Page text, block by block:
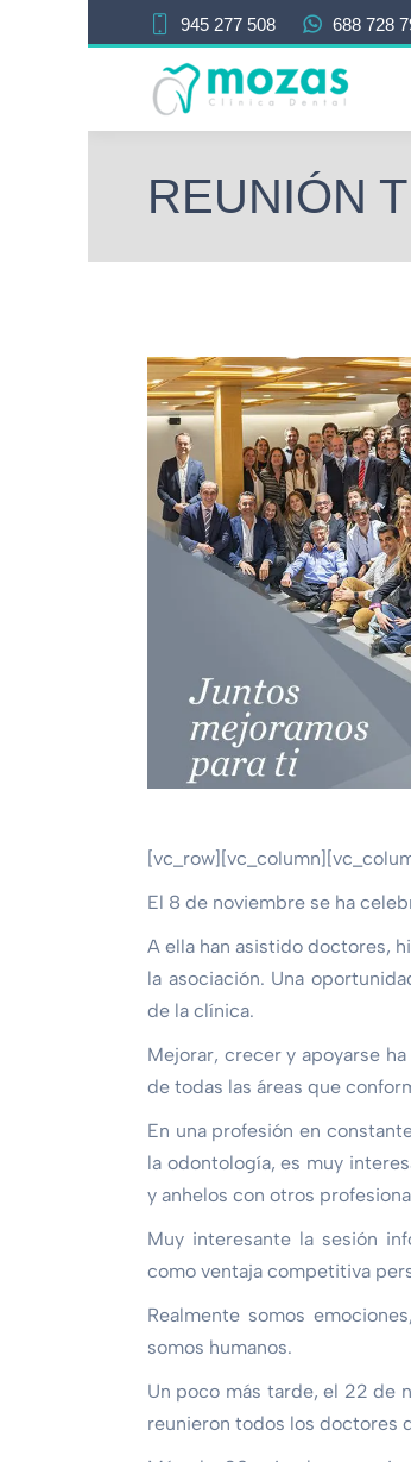
945 277 508 688 728
REUNIÓN
El 8 de noviembre se ha
A ella han asistido doctores,
la asociación. Una
de la clínica.
Mejorar, crecer y apoyarse
de todas las áreas que
En una profesión en
la odontología, es muy
y anhelos con otros
Muy interesante la sesión
como ventaja competitiva
Realmente somos
somos humanos.
Un poco más tarde, el 22 de
reunieron todos los doctores